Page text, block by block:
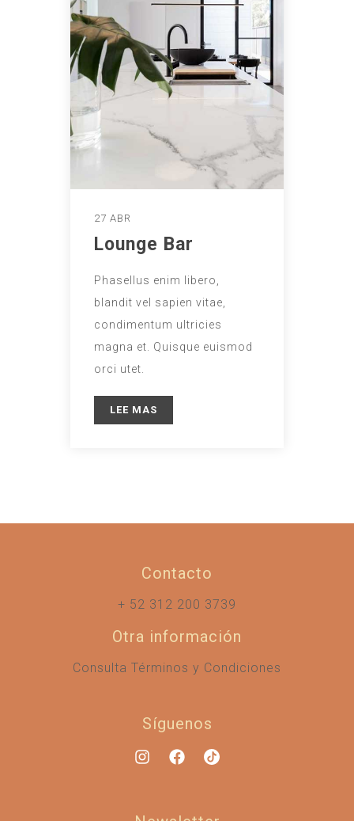
27 ABR
Lounge Bar
Phasellus enim libero,
blandit vel sapien vitae,
condimentum ultricies
magna et. Quisque euismod
orci utet.
LEE MAS
Contacto
+ 52 312 200 3739
Otra información
Consulta Términos y Condiciones
Síguenos